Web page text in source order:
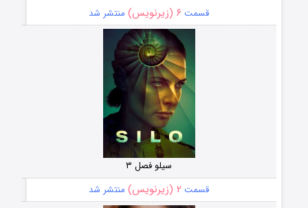
قسمت ۶ (زیرنویس) منتشر شد
سیلو فصل ۳
قسمت ۲ (زیرنویس) منتشر شد